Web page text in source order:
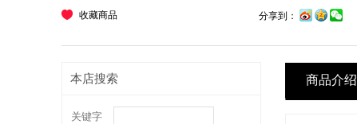
收藏商品 分享到：
商品介绍
本店搜索
关键字